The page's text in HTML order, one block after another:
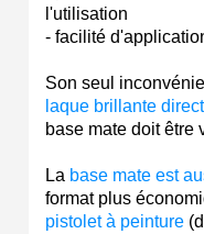
l'utilisation
- facilité
Son seul
laque brillante
base mate doit être
La base mate est
format plus
pistolet à peinture